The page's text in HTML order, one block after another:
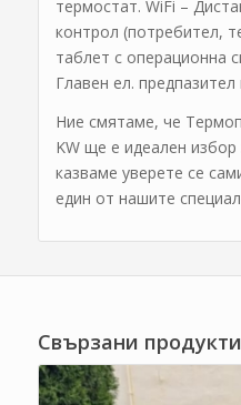
термостат. WiFi –
контрол (потребител,
таблет с операционна
Главен ел.
Ние смятаме, че
KW ще е идеален
казваме уверете се
един от нашите
Свързани продукти